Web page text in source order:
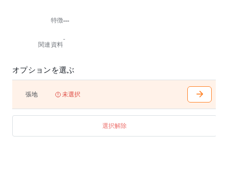
特徴---
関連資料
-
オプションを選ぶ
張地 未選択
選択解除